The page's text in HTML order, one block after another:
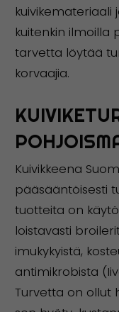
kuivikemateriaali
kuitenkin ilmoilla
tarvetta löytää
korvaajia.
Kuivikkeena
pääsääntöisesti
tuotteita on
loistavasti
imukykyistä,
antimikrobista
Turvetta on ollut